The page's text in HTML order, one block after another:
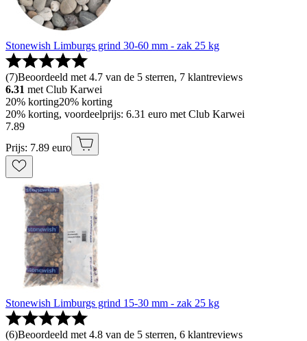
Stonewish Limburgs grind 30-60 mm - zak 25 kg
(7)Beoordeeld met 4.7 van de 5 sterren, 7 klantreviews
6.31 met Club Karwei
20% korting20% korting
20% korting, voordeelprijs: 6.31 euro met Club Karwei
7.89
Prijs: 7.89 euro
Stonewish Limburgs grind 15-30 mm - zak 25 kg
(6)Beoordeeld met 4.8 van de 5 sterren, 6 klantreviews